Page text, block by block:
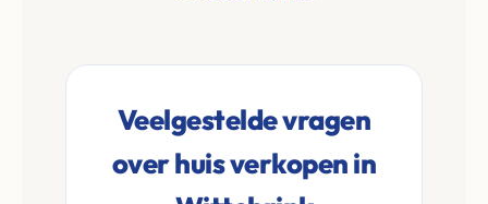
Veelgestelde vragen
over huis verkopen in